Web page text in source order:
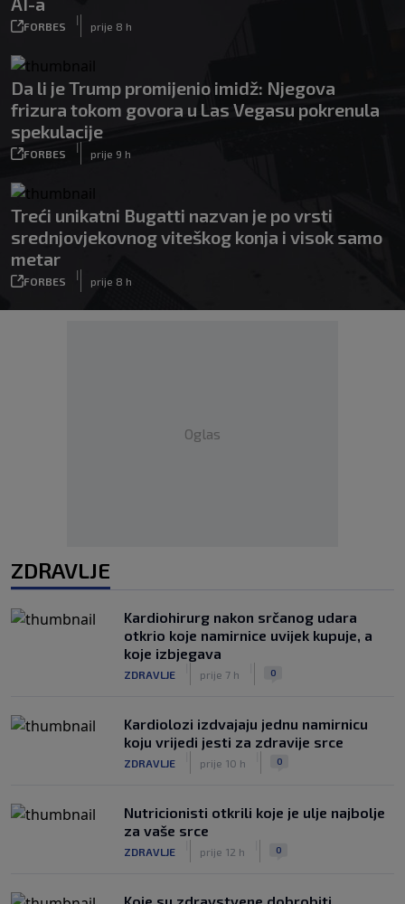
FORBES
|
prije 8 h
Da li je Trump promijenio imidž: Njegova
frizura tokom govora u Las Vegasu pokrenula
spekulacije
FORBES
|
prije 9 h
Treći unikatni Bugatti nazvan je po vrsti
srednjovjekovnog viteškog konja i visok samo
metar
FORBES
|
prije 8 h
Oglas
ZDRAVLJE
Kardiohirurg nakon srčanog udara
otkrio koje namirnice uvijek kupuje, a
koje izbjegava
ZDRAVLJE prije 7 h 0
Kardiolozi izdvajaju jednu namirnicu
koju vrijedi jesti za zdravije srce
ZDRAVLJE prije 10 h 0
Nutricionisti otkrili koje je ulje najbolje
za vaše srce
ZDRAVLJE prije 12 h 0